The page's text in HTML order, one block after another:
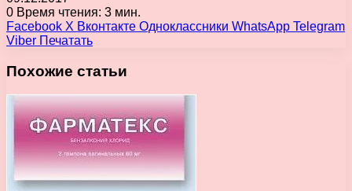
0 Время чтения: 3 мин.
Facebook X Вконтакте Одноклассники WhatsApp Telegram
Viber Печатать
Похожие статьи